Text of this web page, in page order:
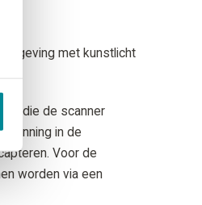
met kunstlicht
die de scanner
in de
Voor de
worden via een